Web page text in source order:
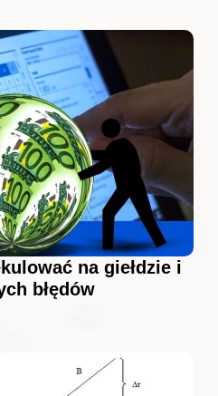
na giełdzie i
błędów